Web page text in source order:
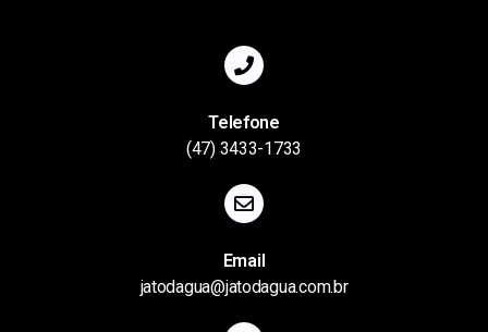
Telefone
(47) 3433-1733
Email
jatodagua@jatodagua.com.br